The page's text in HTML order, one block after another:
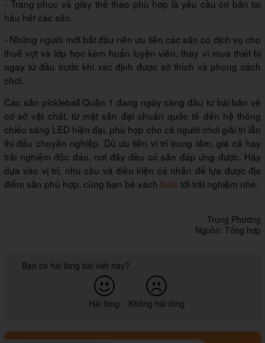
- Trang phục và giày thể thao phù hợp là yêu cầu cơ bản tại
hầu hết các sân.
- Những người mới bắt đầu nên ưu tiên các sân có dịch vụ cho
thuê vợt và lớp học kèm huấn luyện viên, thay vì mua thiết bị
ngay từ đầu trước khi xác định được sở thích và phong cách
chơi.
Các sân pickleball Quận 1 đang ngày càng đầu tư bài bản về
cơ sở vật chất, từ mặt sân đạt chuẩn quốc tế đến hệ thống
chiếu sáng LED hiện đại, phù hợp cho cả người chơi giải trí lẫn
thi đấu chuyên nghiệp. Dù ưu tiên vị trí trung tâm, giá cả hay
trải nghiệm độc đáo, nơi đây đều có sân đáp ứng được. Hãy
dựa vào vị trí, nhu cầu và điều kiện cá nhân để lựa được địa
điểm sân phù hợp, cùng bạn bè xách balo tới trải nghiệm nhé.
Trung Phương
Nguồn: Tổng hợp
Bạn có hài lòng bài viết này?
Hài lòng Không hài lòng